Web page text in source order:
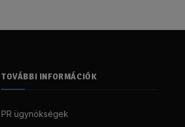
TOVÁBBI INFORMÁCIÓK
PR ügynökségek